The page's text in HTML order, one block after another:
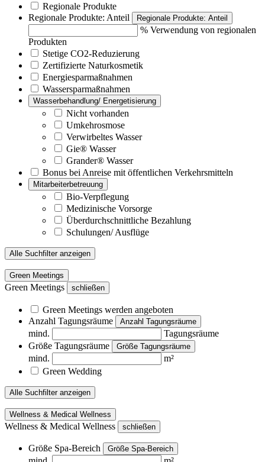
Regionale Produkte
Regionale Produkte: Anteil
Regionale Produkte: Anteil
% Verwendung von regionalen
Produkten
Stetige CO2-Reduzierung
Zertifizierte Naturkosmetik
Energiesparmaßnahmen
Wassersparmaßnahmen
Wasserbehandlung/ Energetisierung
Nicht vorhanden
Umkehrosmose
Verwirbeltes Wasser
Gie® Wasser
Grander® Wasser
Bonus bei Anreise mit öffentlichen Verkehrsmitteln
Mitarbeiterbetreuung
Bio-Verpflegung
Medizinische Vorsorge
Überdurchschnittliche Bezahlung
Schulungen/ Ausflüge
Alle Suchfilter anzeigen
Green Meetings
Green Meetings schließen
Green Meetings werden angeboten
Anzahl Tagungsräume
Anzahl Tagungsräume
mind.
Tagungsräume
Größe Tagungsräume
Größe Tagungsräume
mind.
m²
Green Wedding
Alle Suchfilter anzeigen
Wellness & Medical Wellness
Wellness & Medical Wellness schließen
Größe Spa-Bereich Größe Spa-Bereich